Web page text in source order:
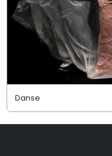
Danse